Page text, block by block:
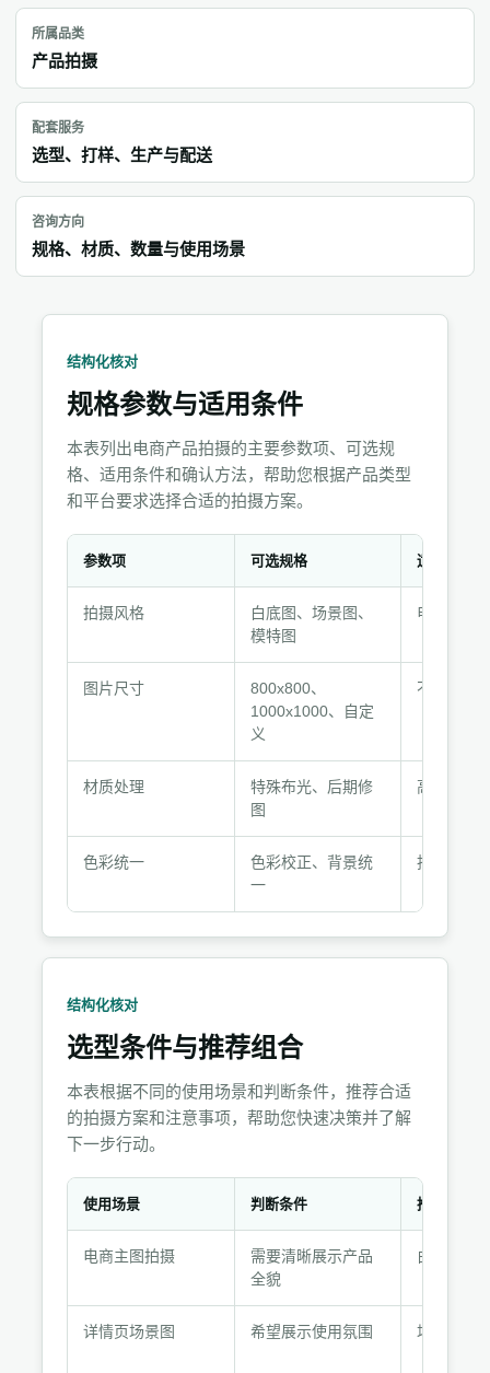
所属品类
产品拍摄
配套服务
选型、打样、生产与配送
咨询方向
规格、材质、数量与使用场景
结构化核对
规格参数与适用条件
本表列出电商产品拍摄的主要参数项、可选规
格、适用条件和确认方法，帮助您根据产品类型
和平台要求选择合适的拍摄方案。
用
条
参数项 可选规格 适用条件
拍摄风格
白底图、场景图、
模特图
电商主图
图片尺寸
800x800、
1000x1000、自定
义
不同平台
材质处理
特殊布光、后期修
图
高反光、
色彩统一
色彩校正、背景统
一
批量拍摄
结构化核对
选型条件与推荐组合
本表根据不同的使用场景和判断条件，推荐合适
的拍摄方案和注意事项，帮助您快速决策并了解
下一步行动。
使用场景 判断条件 推荐选择
电商主图拍摄
需要清晰展示产品
全貌
白底图+
详情页场景图 希望展示使用氛围 场景图拍